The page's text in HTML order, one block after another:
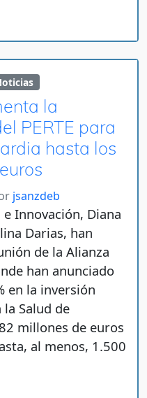
la
PERTE para
hasta los
jsanzdeb
Innovación, Diana
Darias, han
de la Alianza
han anunciado
en la inversión
la Salud de
millones de euros
al menos, 1.500